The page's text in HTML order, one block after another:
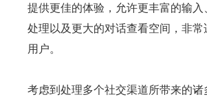
提供更佳的体验，允许更丰富的输
处理以及更大的对话查看空间，非常
用户。
考虑到处理多个社交渠道所带来的诸